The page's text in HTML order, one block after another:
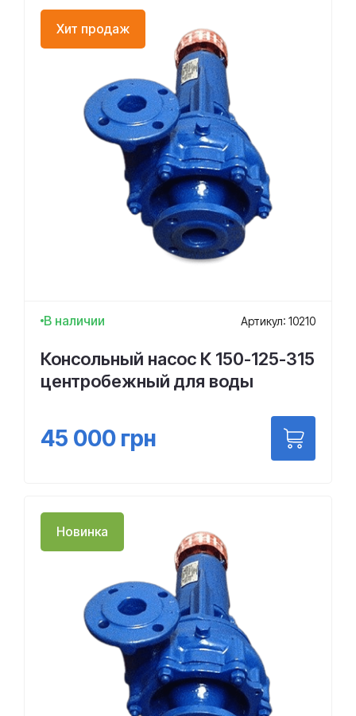
Хит продаж
В наличии Артикул: 10210
Консольный насос К 150-125-315
центробежный для воды
45 000 грн
Новинка